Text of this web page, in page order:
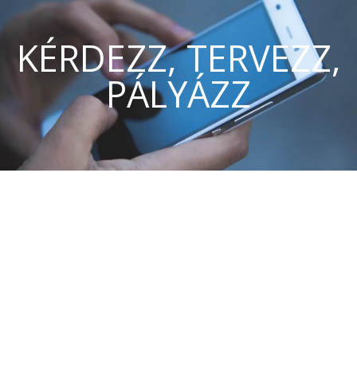
KÉRDEZZ, TERVEZZ,
PÁLYÁZZ